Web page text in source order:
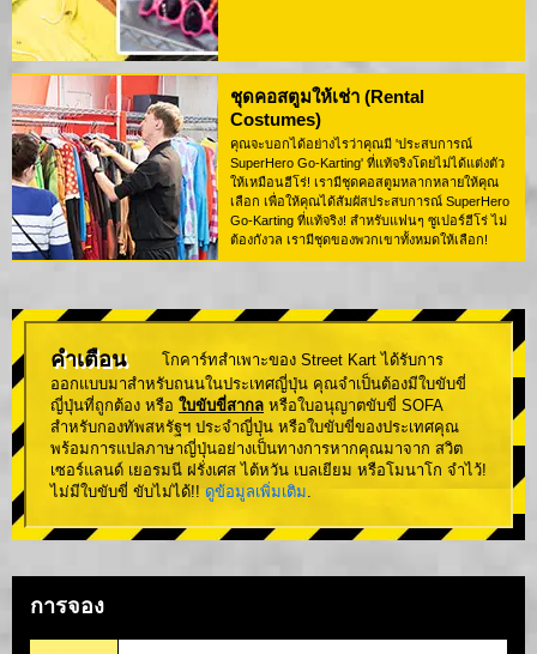
ชุดคอสตูมให้เช่า (Rental
Costumes)
คุณจะบอกได้อย่างไรว่าคุณมี 'ประสบการณ์
SuperHero Go-Karting' ที่แท้จริงโดยไม่ได้แต่งตัว
ให้เหมือนฮีโร่! เรามีชุดคอสตูมหลากหลายให้คุณ
เลือก เพื่อให้คุณได้สัมผัสประสบการณ์ SuperHero
Go-Karting ที่แท้จริง! สำหรับแฟนๆ ซูเปอร์ฮีโร่ ไม่
ต้องกังวล เรามีชุดของพวกเขาทั้งหมดให้เลือก!
คำเตือน
โกคาร์ทสำเพาะของ Street Kart ได้รับการ
ออกแบบมาสำหรับถนนในประเทศญี่ปุ่น คุณจำเป็นต้องมีใบขับขี่
ญี่ปุ่นที่ถูกต้อง หรือ ใบขับขี่สากล หรือใบอนุญาตขับขี่ SOFA
สำหรับกองทัพสหรัฐฯ ประจำญี่ปุ่น หรือใบขับขี่ของประเทศคุณ
พร้อมการแปลภาษาญี่ปุ่นอย่างเป็นทางการหากคุณมาจาก สวิต
เซอร์แลนด์ เยอรมนี ฝรั่งเศส ไต้หวัน เบลเยียม หรือโมนาโก จำไว้!
ไม่มีใบขับขี่ ขับไม่ได้!! ดูข้อมูลเพิ่มเติม.
การจอง